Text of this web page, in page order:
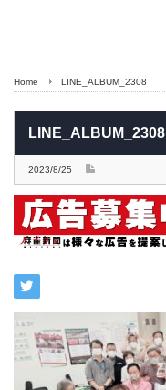
Home LINE_ALBUM_2308
LINE_ALBUM_2308
2023/8/25